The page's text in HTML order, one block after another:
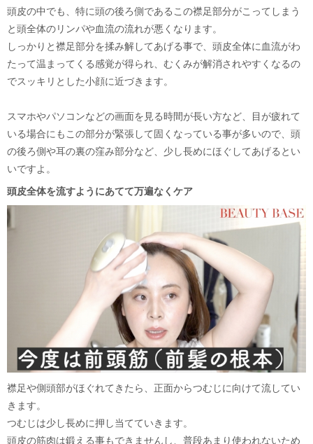
頭皮の中でも、特に頭の後ろ側であるこの襟足部分がこってしまう
と頭全体のリンパや血流の流れが悪くなります。
しっかりと襟足部分を揉み解してあげる事で、頭皮全体に血流がわ
たって温まってくる感覚が得られ、むくみが解消されやすくなるの
でスッキリとした小顔に近づきます。
スマホやパソコンなどの画面を見る時間が長い方など、目が疲れて
いる場合にもこの部分が緊張して固くなっている事が多いので、頭
の後ろ側や耳の裏の窪み部分など、少し長めにほぐしてあげるとい
いですよ。
頭皮全体を流すようにあてて万遍なくケア
襟足や側頭部がほぐれてきたら、正面からつむじに向けて流してい
きます。
つむじは少し長めに押し当てていきます。
頭皮の筋肉は鍛える事もできませんし、普段あまり使われないため